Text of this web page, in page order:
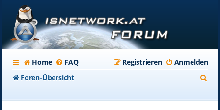
Home FAQ Anmelden
Registrieren
Foren-Übersicht